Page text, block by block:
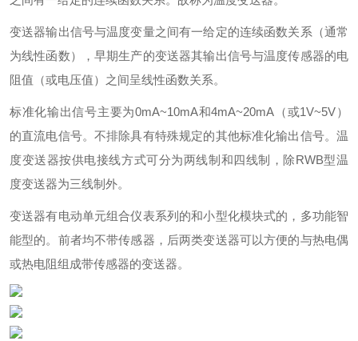
变送器输出信号与温度变量之间有一给定的连续函数关系（通常
为线性函数），早期生产的变送器其输出信号与温度传感器的电
阻值（或电压值）之间呈线性函数关系。
标准化输出信号主要为0mA~10mA和4mA~20mA（或1V~5V）
的直流电信号。不排除具有特殊规定的其他标准化输出信号。温
度变送器按供电接线方式可分为两线制和四线制，除RWB型温
度变送器为三线制外。
变送器有电动单元组合仪表系列的和小型化模块式的，多功能智
能型的。前者均不带传感器，后两类变送器可以方便的与热电偶
或热电阻组成带传感器的变送器。